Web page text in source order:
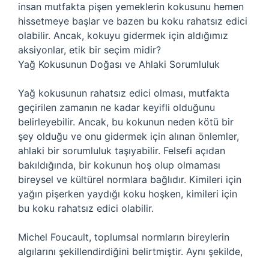
insan mutfakta pişen yemeklerin kokusunu hemen
hissetmeye başlar ve bazen bu koku rahatsız edici
olabilir. Ancak, kokuyu gidermek için aldığımız
aksiyonlar, etik bir seçim midir?
Yağ Kokusunun Doğası ve Ahlaki Sorumluluk
Yağ kokusunun rahatsız edici olması, mutfakta
geçirilen zamanın ne kadar keyifli olduğunu
belirleyebilir. Ancak, bu kokunun neden kötü bir
şey olduğu ve onu gidermek için alınan önlemler,
ahlaki bir sorumluluk taşıyabilir. Felsefi açıdan
bakıldığında, bir kokunun hoş olup olmaması
bireysel ve kültürel normlara bağlıdır. Kimileri için
yağın pişerken yaydığı koku hoşken, kimileri için
bu koku rahatsız edici olabilir.
Michel Foucault, toplumsal normların bireylerin
algılarını şekillendirdiğini belirtmiştir. Aynı şekilde,